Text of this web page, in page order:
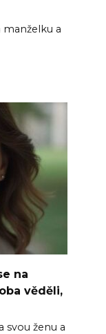
a
na
věděli,
ženu a